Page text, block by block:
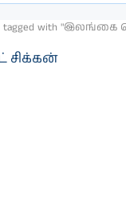
tagged with
சிக்கன்